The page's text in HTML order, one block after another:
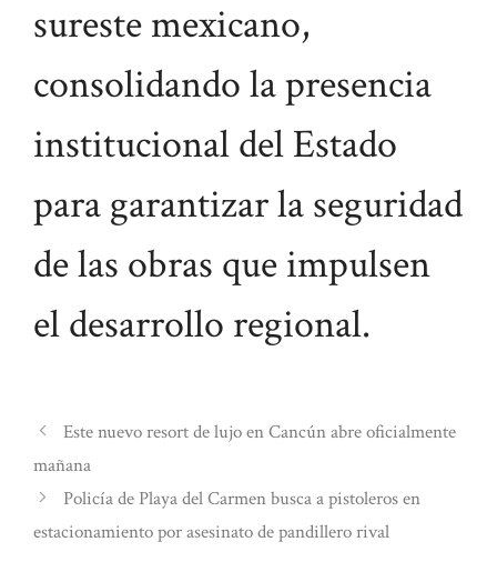
sureste mexicano,
consolidando la presencia
institucional del Estado
para garantizar la seguridad
de las obras que impulsen
el desarrollo regional.
Este nuevo resort de lujo en Cancún abre oficialmente
mañana
Policía de Playa del Carmen busca a pistoleros en
estacionamiento por asesinato de pandillero rival